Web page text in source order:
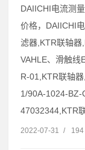
DAIICHI电流测
价格，DAIICHI
滤器,KTR联轴器
VAHLE、滑触线
R-01,KTR联轴
1/90A-1024-BZ-
47032344,KTR
2022-07-31 / 194